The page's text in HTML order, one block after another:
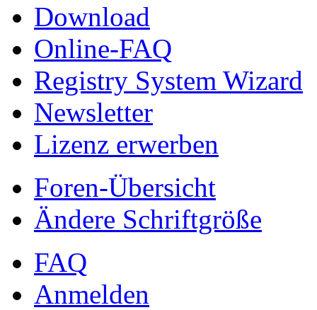
Download
Online-FAQ
Registry System Wizard
Newsletter
Lizenz erwerben
Foren-Übersicht
Ändere Schriftgröße
FAQ
Anmelden